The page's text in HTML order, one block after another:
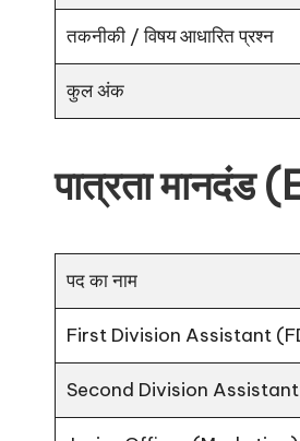
तकनीकी / विषय आधारित प्रश्न
कुल अंक
पात्रता
पद का नाम
First Division Assistant
Second Division